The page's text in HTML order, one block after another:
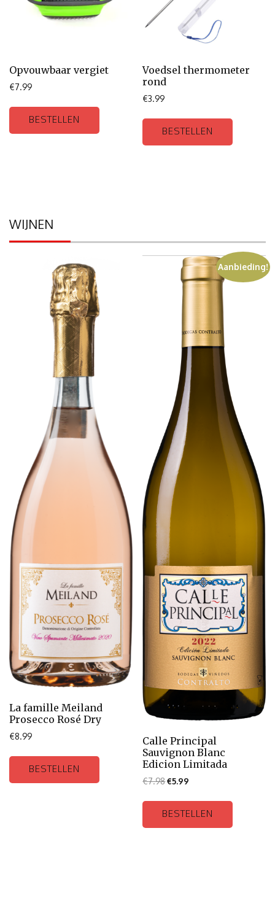
Opvouwbaar vergiet
€7.99
BESTELLEN
Voedsel thermometer
rond
€3.99
BESTELLEN
WIJNEN
La famille Meiland
Prosecco Rosé Dry
€8.99
BESTELLEN
Aanbieding!
Calle Principal
Sauvignon Blanc
Edicion Limitada
€7.98€5.99
BESTELLEN